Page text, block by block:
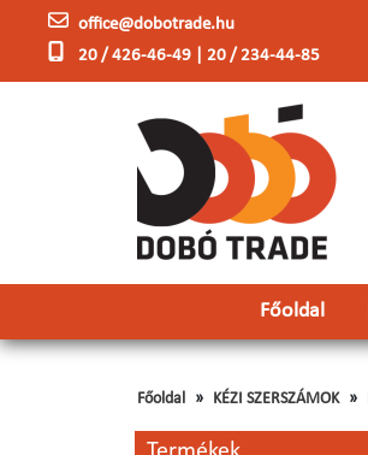
office@dobotrade.hu
20 / 426-46-49 | 20 / 234-44-85
Főoldal
Főoldal KÉZI SZERSZÁMOK